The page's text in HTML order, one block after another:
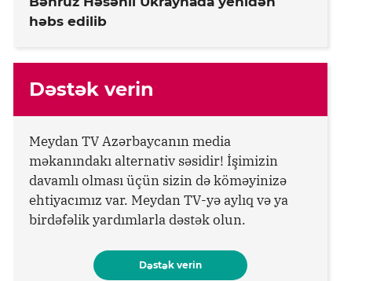
həbs edilib
Dəstək verin
Meydan TV Azərbaycanın media
məkanındakı alternativ səsidir! İşimizin
davamlı olması üçün sizin də köməyinizə
ehtiyacımız var. Meydan TV-yə aylıq və ya
birdəfəlik yardımlarla dəstək olun.
Dəstək verin